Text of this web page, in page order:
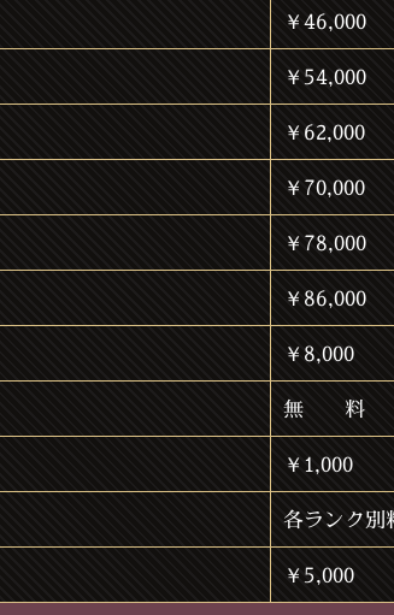
￥46,000
￥54,000
￥62,000
￥70,000
￥78,000
￥86,000
￥8,000
無 料
￥1,000
各ランク別
￥5,000